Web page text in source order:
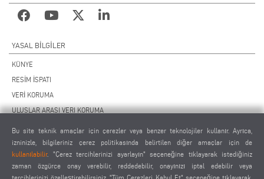
YASAL BILGILER
KÜNYE
RESİM İSPATI
VERİ KORUMA
ULUSLAR ARASI VERI KORUMA
UZAKTAN BAKIM SÖZLEŞMESİ
ÇEREZ AYARLARI
TEDARİKÇİLER DAVRANIŞ KURALLARI
Bu site teknik amaçlar için çerezler veya benzer teknolojiler kullanır. Ayrıca,
izninizle, bilgileriniz çerez politikasında belirtilen diğer amaçlar için de
kullanılabilir. "Çerez tercihlerinizi ayarlayın" seçeneğine tıklayarak istediğiniz
zaman özgürce onay verebilir, reddedebilir, onayınızı iptal edebilir veya